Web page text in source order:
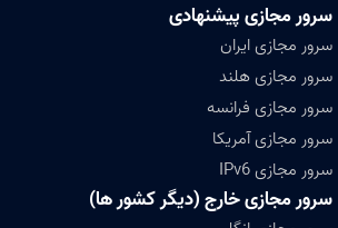
سرور مجازی پیشنهادی
سرور مجازی ایران
سرور مجازی هلند
سرور مجازی فرانسه
سرور مجازی آمریکا
سرور مجازی IPv6
سرور مجازی خارج (دیگر کشور ها)